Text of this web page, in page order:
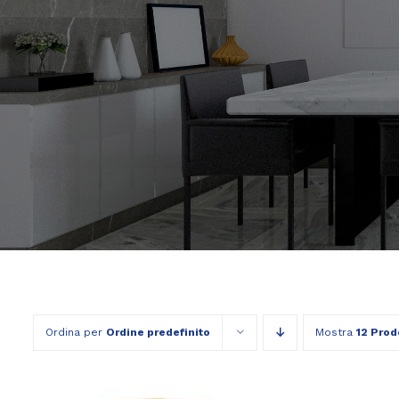
Ordina per Ordine predefinito Mostra 12